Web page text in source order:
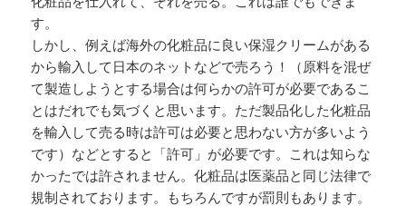
す。
しかし、例えば海外の化粧品に良い保湿クリームがある
から輸入して日本のネットなどで売ろう！（原料を混ぜ
て製造しようとする場合は何らかの許可が必要であるこ
とはだれでも気づくと思います。ただ製品化した化粧品
を輸入して売る時は許可は必要と思わない方が多いよう
です）などとすると「許可」が必要です。これは知らな
かったでは許されません。化粧品は医薬品と同じ法律で
規制されております。もちろんですが罰則もあります。